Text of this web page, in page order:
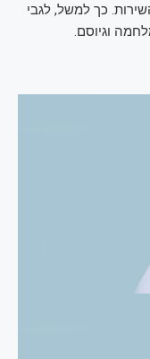
כך למשל, לגבי
וגיוסם.